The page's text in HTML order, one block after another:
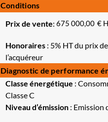
Conditions
Prix de vente: 675 000,00 €
Honoraires: 5% HT du prix
l’acquéreur
Diagnostic de performance
Classe énergétique :
Classe C
Niveau d’émission: Emission